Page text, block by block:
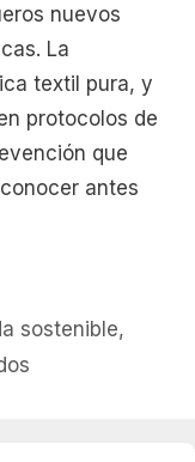
nuevos
La
textil pura, y
protocolos de
que
antes
sostenible,